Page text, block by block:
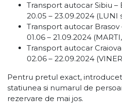
Transport autocar Sibiu –
20.05 – 23.09.2024 (LUNI
Transport autocar Brasov
01.06 – 21.09.2024
Transport autocar
02.06 – 22.09.2024
Pentru pretul exact,
statiunea si numarul de
rezervare de mai jos.